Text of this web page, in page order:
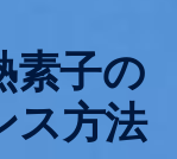
素子の
ス方法